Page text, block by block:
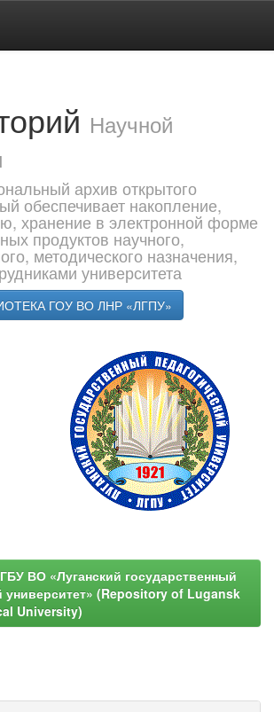
Научной
архив открытого
обеспечивает накопление,
хранение в электронной форме
продуктов научного,
методического назначения,
университета
ГОУ ВО ЛНР «ЛГПУ»
ВО «Луганский государственный
университет» (Repository of Lugansk
University)